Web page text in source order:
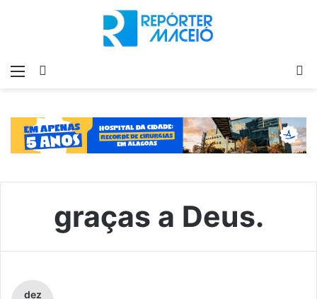
Menu
graças a Deus.
dez